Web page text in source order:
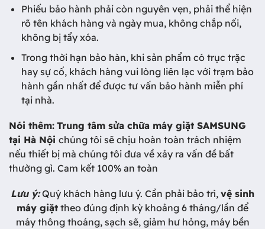
Phiếu bảo hành phải còn nguyên vẹn, phải thể hiện
rõ tên khách hàng và ngày mua, không chắp nối,
không bị tẩy xóa.
Trong thời hạn bảo hàn, khi sản phẩm có trục trặc
hay sự cố, khách hàng vui lòng liên lạc với trạm bảo
hành gần nhất để được tư vấn bảo hành miễn phí
tại nhà.
Nói thêm: Trung tâm sửa chữa máy giặt SAMSUNG
tại Hà Nội chúng tôi sẽ chịu hoàn toàn trách nhiệm
nếu thiết bị mà chúng tôi đưa về xảy ra vấn đề bất
thường gì. Cam kết 100% an toàn
Lưu ý:Quý khách hàng lưu ý. Cần phải bảo trì, vệ sinh
máy giặt theo đúng định kỳ khoảng 6 tháng/lần để
máy thông thoáng, sạch sẽ, giảm hư hỏng, máy bền